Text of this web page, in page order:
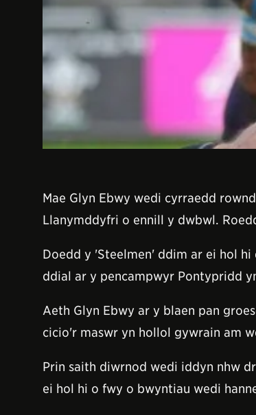
Mae Glyn Ebwy wedi cyrraedd
Llanymddyfri o ennill y dwbwl.
Doedd y 'Steelmen' ddim ar ei hol
ddial ar y pencampwyr Pontypridd
Aeth Glyn Ebwy ar y blaen pan
cicio'r maswr yn hollol gywrain am
Prin saith diwrnod wedi iddyn nhw
ei hol hi o fwy o bwyntiau wedi